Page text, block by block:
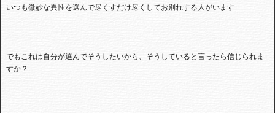
いつも微妙な異性を選んで尽くすだけ尽くしてお別れする人がいます
でもこれは自分が選んでそうしたいから、そうしていると言ったら信じられま
すか？